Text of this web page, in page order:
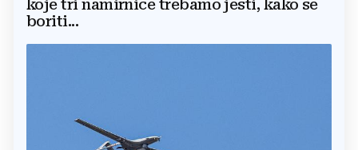
koje tri namirnice trebamo jesti, kako se
boriti...